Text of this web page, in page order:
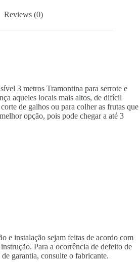
Reviews (0)
3 metros Tramontina para serrote e
aqueles locais mais altos, de difícil
de galhos ou para colher as frutas que
opção, pois pode chegar a até 3
e instalação sejam feitas de acordo com
Para a ocorrência de defeito de
garantia, consulte o fabricante.